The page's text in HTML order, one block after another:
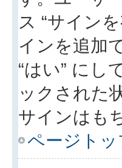
ス “サイン
インを追加
“はい” にし
ックされた
サインはも
ページトッ